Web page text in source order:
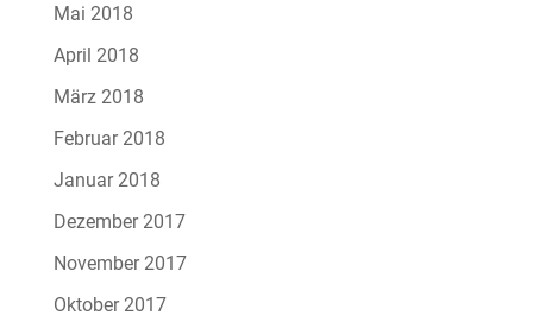
Mai 2018
April 2018
März 2018
Februar 2018
Januar 2018
Dezember 2017
November 2017
Oktober 2017